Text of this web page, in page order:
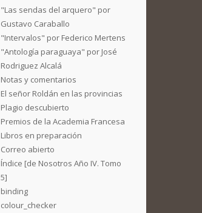
"Las sendas del arquero" por
Gustavo Caraballo
"Intervalos" por Federico Mertens
"Antología paraguaya" por José
Rodriguez Alcalá
Notas y comentarios
El señor Roldán en las provincias
Plagio descubierto
Premios de la Academia Francesa
Libros en preparación
Correo abierto
Índice [de Nosotros Año IV. Tomo
5]
binding
colour_checker